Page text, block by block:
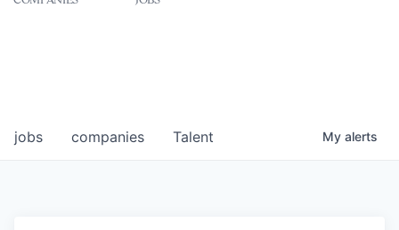
jobs companies Talent My alerts